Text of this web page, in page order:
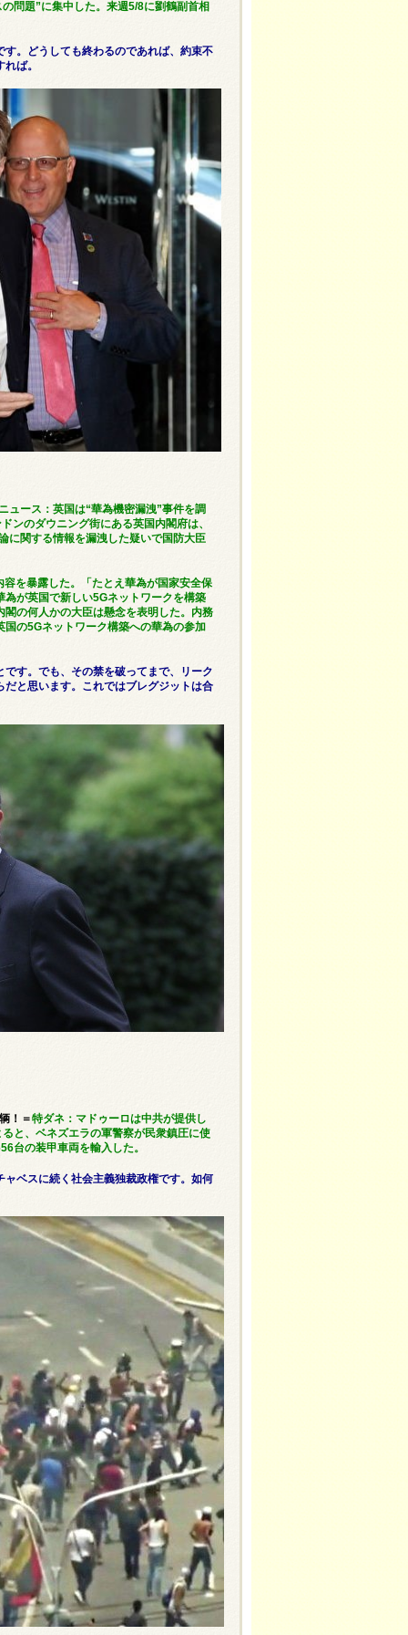
問題”に集中した。来週5/8に劉鶴副首相
。どうしても終わるのであれば、約束不
ば。
ュース：英国は“華為機密漏洩”事件を調
ンのダウニング街にある英国内閣府は、
に関する情報を漏洩した疑いで国防大臣
を暴露した。「たとえ華為が国家安全保
が英国で新しい5Gネットワークを構築
の何人かの大臣は懸念を表明した。内務
の5Gネットワーク構築への華為の参加
す。でも、その禁を破ってまで、リーク
と思います。これではブレグジットは合
！＝特ダネ：マドゥーロは中共が提供し
と、ベネズエラの軍警察が民衆鎮圧に使
台の装甲車両を輸入した。
ベスに続く社会主義独裁政権です。如何